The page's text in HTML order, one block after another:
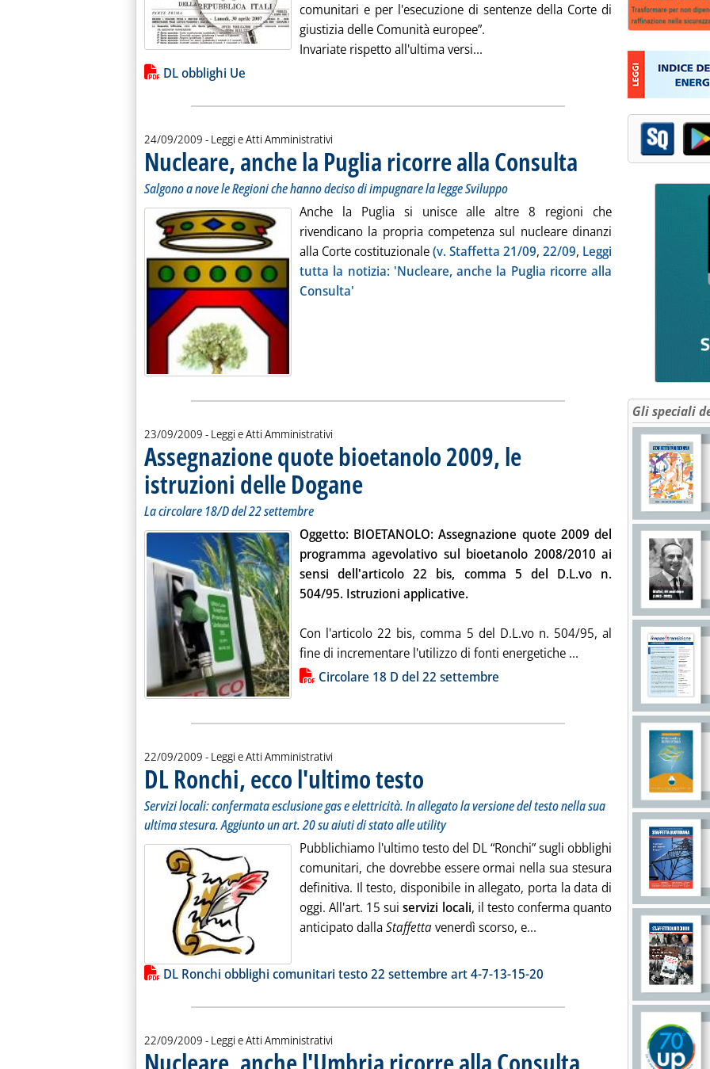
comunitari e per l'esecuzione di sentenze della Corte di
giustizia delle Comunità europee”.
Invariate rispetto all'ultima versi... Leggi tutta la notizia: 'DL Ronchi in
Lista allegati PDF alla notizia
DL obblighi Ue
24/09/2009 - Leggi e Atti Amministrativi
Nucleare, anche la Puglia ricorre alla Consulta . Sottotitolo: Salgono a nove le
. Pubblicata giovedì 24 settembre
Salgono a nove le Regioni che hanno deciso di impugnare la legge Sviluppo
Anche la Puglia si unisce alle altre 8 regioni che
rivendicano la propria competenza sul nucleare dinanzi
alla Corte costituzionale(v. Staffetta 21/09, 22/09, Leggi
tutta la notizia: 'Nucleare, anche la Puglia ricorre alla
Consulta'
23/09/2009 - Leggi e Atti Amministrativi
Assegnazione quote bioetanolo 2009, le
istruzioni delle Dogane
La circolare 18/D del 22 settembre
Oggetto: BIOETANOLO: Assegnazione quote 2009 del
programma agevolativo sul bioetanolo 2008/2010 ai
sensi dell'articolo 22 bis, comma 5 del D.L.vo n.
504/95. Istruzioni applicative.
Con l'articolo 22 bis, comma 5 del D.L.vo n. 504/95, al
fine di incrementare l'utilizzo di fonti energetiche ... Leggi tutta la notizia:
Lista allegati PDF alla notiziaCircolare 18 D del 22 settembre
22/09/2009 - Leggi e Atti Amministrativi
DL Ronchi, ecco l'ultimo testo . Sottotitolo: Servizi locali: confermata esclusione gas e elettricità. In
Servizi locali: confermata esclusione gas e elettricità. In allegato la versione del testo nella sua
ultima stesura. Aggiunto un art. 20 su aiuti di stato alle utility
Pubblichiamo l'ultimo testo del DL “Ronchi” sugli obblighi
comunitari, che dovrebbe essere ormai nella sua stesura
definitiva. Il testo, disponibile in allegato, porta la data di
oggi. All'art. 15 suiservizi locali, il testo conferma quanto
anticipato dallaStaffettavenerdì scorso, e... Leggi tutta la notizia: 'DL
Lista allegati PDF alla notizia
DL Ronchi obblighi comunitari testo 22 settembre art 4-7-13-15-20
22/09/2009 - Leggi e Atti Amministrativi
. Sottotitolo: Burlando (Liguria)
. Pubblicata martedì 22
Gli speciali